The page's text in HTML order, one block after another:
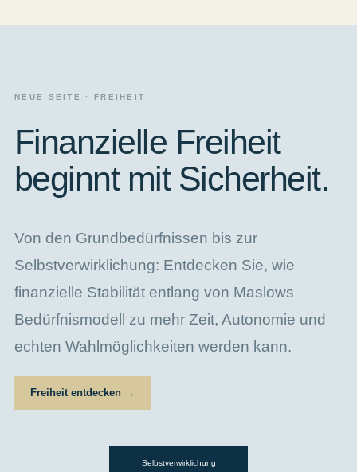
NEUE SEITE · FREIHEIT
Finanzielle Freiheit
beginnt mit Sicherheit.
Von den Grundbedürfnissen bis zur
Selbstverwirklichung: Entdecken Sie, wie
finanzielle Stabilität entlang von Maslows
Bedürfnismodell zu mehr Zeit, Autonomie und
echten Wahlmöglichkeiten werden kann.
Freiheit entdecken →
Selbstverwirklichung